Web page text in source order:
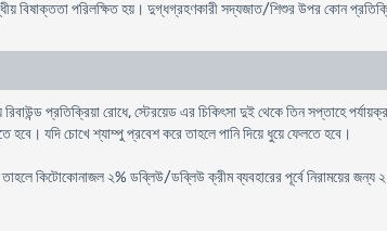
বিষাক্ততা পরিলক্ষিত হয়। দুগ্ধগ্রহণকারী সদ্যজাত/শিশুর উপর কোন
প্রতিক্রিয়া রোধে, স্টেরয়েড এর চিকিৎসা দুই থেকে তিন সপ্তাহে
হবে। যদি চোখে শ্যাম্পু প্রবেশ করে তাহলে পানি দিয়ে ধুয়ে ফেলতে হবে।
তাহলে কিটোকোনাজল ২% ডব্লিউ/ডব্লিউ ক্রীম ব্যবহারের পূর্বে নিরাময়ের